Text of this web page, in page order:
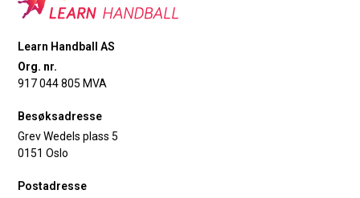
Learn Handball AS
Org. nr.
917 044 805 MVA
Besøksadresse
Grev Wedels plass 5
0151 Oslo
Postadresse